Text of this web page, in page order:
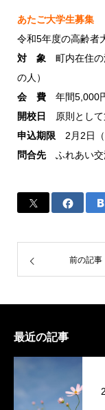
あたご大学生募集
令和5年度の高齢者
対 象 町内在住の
の人）
会 費 年間5,000
開校日
原則として
申込期限 2月2日（
問合先ふれあい交
前の記事
最近の記事